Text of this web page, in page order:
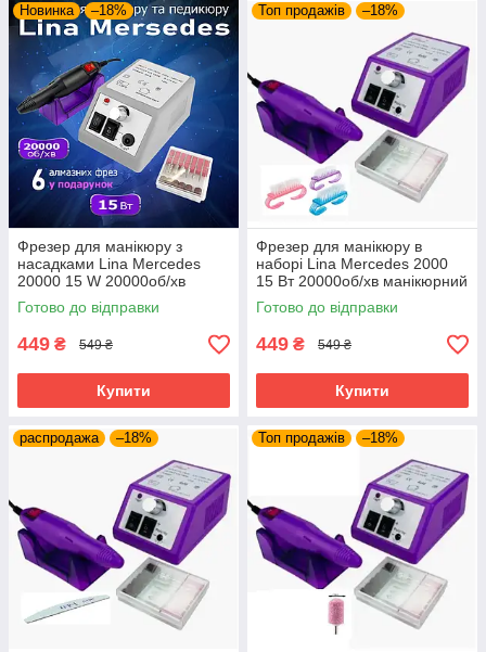
Новинка –18%
Фрезер для манікюру з
насадками Lina Mercedes
20000 15 W 20000об/хв
машинка для нігтів
Готово до відправки
449 ₴ 549 ₴
Купити
Топ продажів –18%
Фрезер для манікюру в
наборі Lina Mercedes 2000
15 Вт 20000об/хв манікюрний
фрейзер Ліна
Готово до відправки
449 ₴ 549 ₴
Купити
распродажа –18% Топ продажів –18%